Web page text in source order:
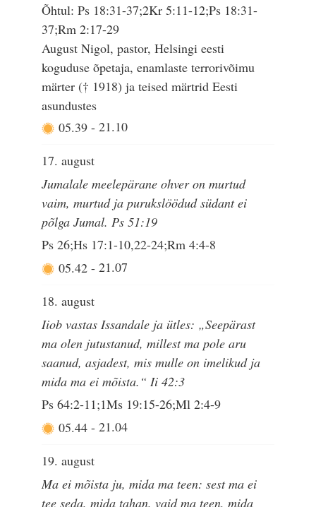
Õhtul: Ps 18:31-37;2Kr 5:11-12;Ps 18:31-
37;Rm 2:17-29
August Nigol, pastor, Helsingi eesti
koguduse õpetaja, enamlaste terrorivõimu
märter († 1918) ja teised märtrid Eesti
asundustes
05.39 - 21.10
17. august
Jumalale meelepärane ohver on murtud
vaim, murtud ja purukslöödud südant ei
põlga Jumal. Ps 51:19
Ps 26;Hs 17:1-10,22-24;Rm 4:4-8
05.42 - 21.07
18. august
Iiob vastas Issandale ja ütles: „Seepärast
ma olen jutustanud, millest ma pole aru
saanud, asjadest, mis mulle on imelikud ja
mida ma ei mõista.“ Ii 42:3
Ps 64:2-11;1Ms 19:15-26;Ml 2:4-9
05.44 - 21.04
19. august
Ma ei mõista ju, mida ma teen: sest ma ei
tee seda, mida tahan, vaid ma teen, mida